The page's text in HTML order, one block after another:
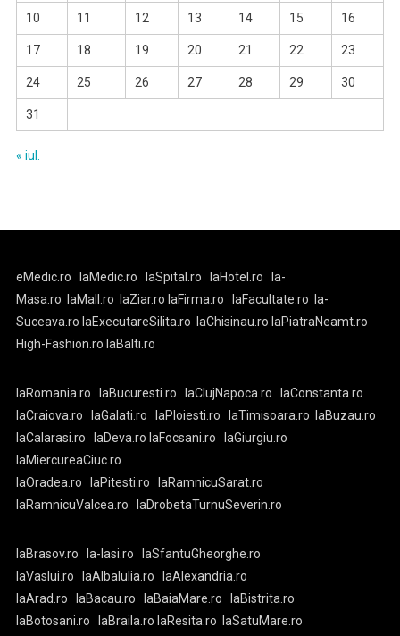
10 11 12 13 14 15 16
17 18 19 20 21 22 23
24 25 26 27 28 29 30
31
« iul.
eMedic.ro laMedic.ro laSpital.ro laHotel.ro
la-
Masa.ro
laMall.ro laZiar.ro laFirma.ro laFacultate.ro
la-
Suceava.ro laExecutareSilita.ro laChisinau.ro laPiatraNeamt.ro
High-Fashion.ro laBalti.ro
laRomania.ro laBucuresti.ro laClujNapoca.ro
laConstanta.ro
laCraiova.ro
laGalati.ro laPloiesti.ro laTimisoara.ro
laBuzau.ro
laCalarasi.ro
laDeva.ro laFocsani.ro
laGiurgiu.ro
laMiercureaCiuc.ro
laOradea.ro
laPitesti.ro
laRamnicuSarat.ro
laRamnicuValcea.ro
laDrobetaTurnuSeverin.ro
laBrasov.ro la-Iasi.ro
laSfantuGheorghe.ro
laVaslui.ro
laAlbaIulia.ro
laAlexandria.ro
laArad.ro
laBacau.ro laBaiaMare.ro
laBistrita.ro
laBotosani.ro
laBraila.ro laResita.ro laSatuMare.ro